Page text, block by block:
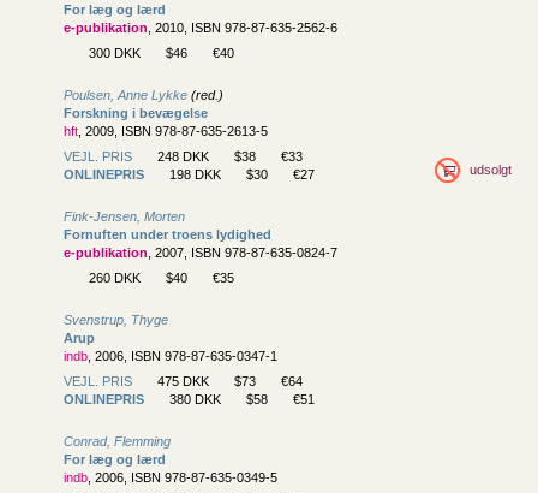
For læg og lærd
e-publikation , 2010, ISBN 978-87-635-2562-6
300 DKK
$46 €40
Poulsen, Anne Lykke (red.)
Forskning i bevægelse
hft , 2009, ISBN 978-87-635-2613-5
VEJL. PRIS
248 DKK $38
€33
ONLINEPRIS
198 DKK $30 €27 udsolgt
Fink-Jensen, Morten
Fornuften under troens lydighed
e-publikation , 2007, ISBN 978-87-635-0824-7
260 DKK
$40 €35
Svenstrup, Thyge
Arup
indb , 2006, ISBN 978-87-635-0347-1
VEJL. PRIS
475 DKK $73
€64
ONLINEPRIS
380 DKK $58 €51
Conrad, Flemming
For læg og lærd
indb , 2006, ISBN 978-87-635-0349-5